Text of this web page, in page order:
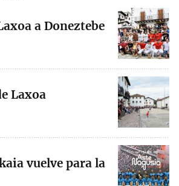
a Doneztebe
Laxoa
vuelve para la